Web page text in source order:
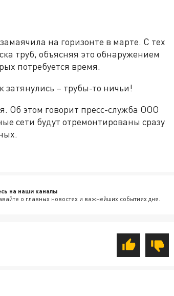
на горизонте в марте. С тех
труб, объясняя это обнаружением
потребуется время.
затянулись – трубы-то ничьи!
Об этом говорит пресс-служба ООО
сети будут отремонтированы сразу
на наши каналы
о главных новостях и важнейших событиях дня.